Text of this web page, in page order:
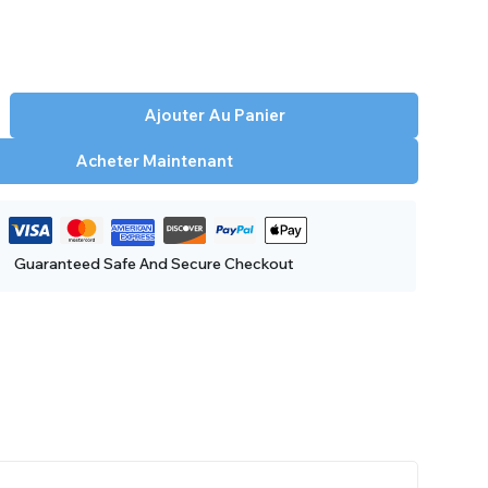
Ajouter Au Panier
Acheter Maintenant
Guaranteed Safe And Secure Checkout